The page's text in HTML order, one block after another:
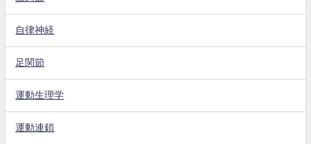
自律神経
足関節
運動生理学
運動連鎖